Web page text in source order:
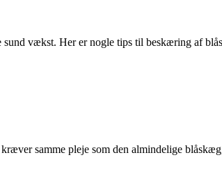
vækst. Her er nogle tips til beskæring af
samme pleje som den almindelige